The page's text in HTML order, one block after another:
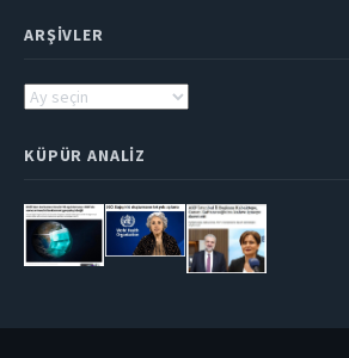
ARŞIVLER
Arşivler
KÜPÜR ANALIZ